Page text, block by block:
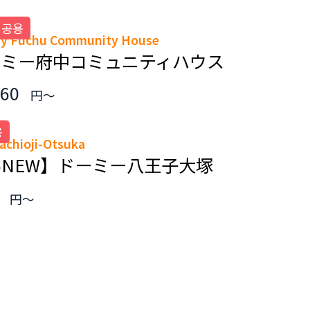
용
Fuchu Community House
ー府中コミュニティハウス
円～
Otsuka
】ドーミー八王子大塚
円～